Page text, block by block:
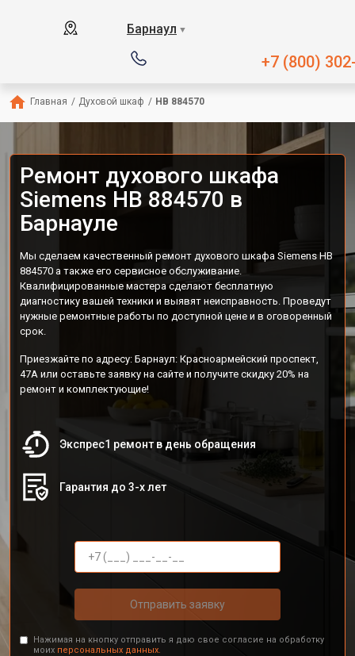
Барнаул ▼
+7 (800)
Главная / Духовой шкаф / HB 884570
Ремонт духового шкафа
Siemens HB 884570 в
Барнауле
Мы сделаем качественный ремонт духового шкафа Siemens HB
884570 а также его сервисное обслуживание.
Квалифицированные мастера сделают бесплатную
диагностику вашей техники и выявят неисправность. Проведут
нужные ремонтные работы по доступной цене и в оговоренный
срок.
Приезжайте по адресу: Барнаул: Красноармейский проспект,
47А или оставьте заявку на сайте и получите скидку 20% на
ремонт и комплектующие!
Экспрес1 ремонт в день обращения
Гарантия до 3-х лет
Отправить заявку
Нажимая на кнопку отправить я даю свое согласие на обработку
моих персональных данных.